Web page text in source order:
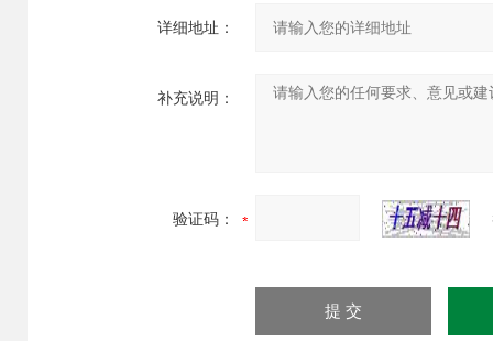
详细地址：
补充说明：
验证码：